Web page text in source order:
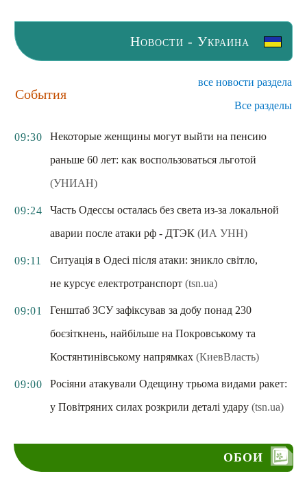
Новости - Украина
События
все новости раздела
Все разделы
09:30
Некоторые женщины могут выйти на пенсию
раньше 60 лет: как воспользоваться льготой
(УНИАН)
09:24
Часть Одессы осталась без света из-за локальной
аварии после атаки рф - ДТЭК (ИА УНН)
09:11
Ситуація в Одесі після атаки: зникло світло,
не курсує електротранспорт (tsn.ua)
09:01
Генштаб ЗСУ зафіксував за добу понад 230
боєзіткнень, найбільше на Покровському та
Костянтинівському напрямках (КиевВласть)
09:00
Росіяни атакували Одещину трьома видами ракет:
у Повітряних силах розкрили деталі удару (tsn.ua)
ОБОИ